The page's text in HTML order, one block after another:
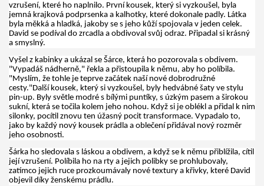
vzrušení, které ho naplnilo. První kousek, který si vyzkoušel, byla
jemná krajková podprsenka a kalhotky, které dokonale padly. Látka
byla měkká a hladká, jakoby se s jeho kůží spojovala v jeden celek.
David se podíval do zrcadla a obdivoval svůj odraz. Připadal si krásný
a smyslný.
Vyšel z kabinky a ukázal se Šárce, která ho pozorovala s obdivem.
"Vypadáš nádherně," řekla a přistoupila k němu, aby ho políbila.
"Myslím, že tohle je teprve začátek naší nové dobrodružné
cesty."Další kousek, který si vyzkoušel, byly hedvábné šaty ve stylu
pin-up. Byly světle modré s bílými puntíky, s úzkým pasem a širokou
sukní, která se točila kolem jeho nohou. Když si je oblékl a přidal k nim
silonky, pocítil znovu ten úžasný pocit transformace. Vypadalo to,
jako by každý nový kousek prádla a oblečení přidával nový rozměr
jeho osobnosti.
Šárka ho sledovala s láskou a obdivem, a když se k němu přiblížila, cítil
její vzrušení. Políbila ho na rty a jejich polibky se prohlubovaly,
zatímco jejich ruce prozkoumávaly nové textury a křivky, které David
objevil díky ženskému prádlu.